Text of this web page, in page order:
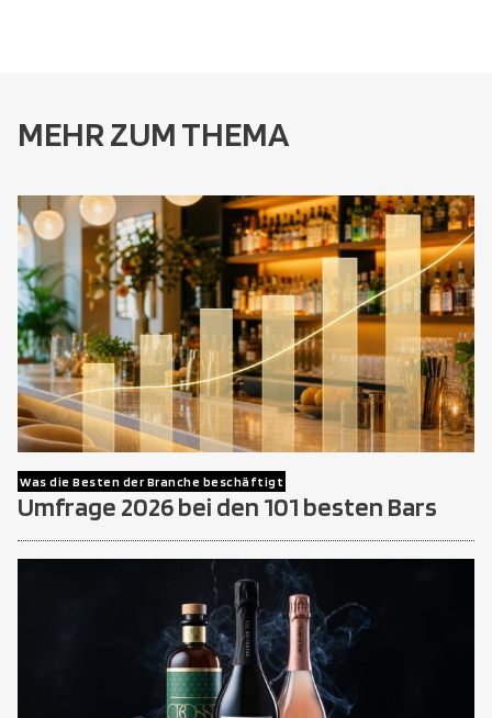
MEHR ZUM THEMA
Was die Besten der Branche beschäftigt
Umfrage 2026 bei den 101 besten Bars